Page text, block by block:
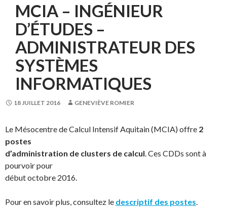
MCIA – INGÉNIEUR
D’ÉTUDES –
ADMINISTRATEUR DES
SYSTÈMES
INFORMATIQUES
18 JUILLET 2016 GENEVIÈVE ROMIER
Le Mésocentre de Calcul Intensif Aquitain (MCIA) offre 2
postes
d’administration de clusters de calcul. Ces CDDs sont à
pourvoir pour
début octobre 2016.
Pour en savoir plus, consultez le descriptif des postes.